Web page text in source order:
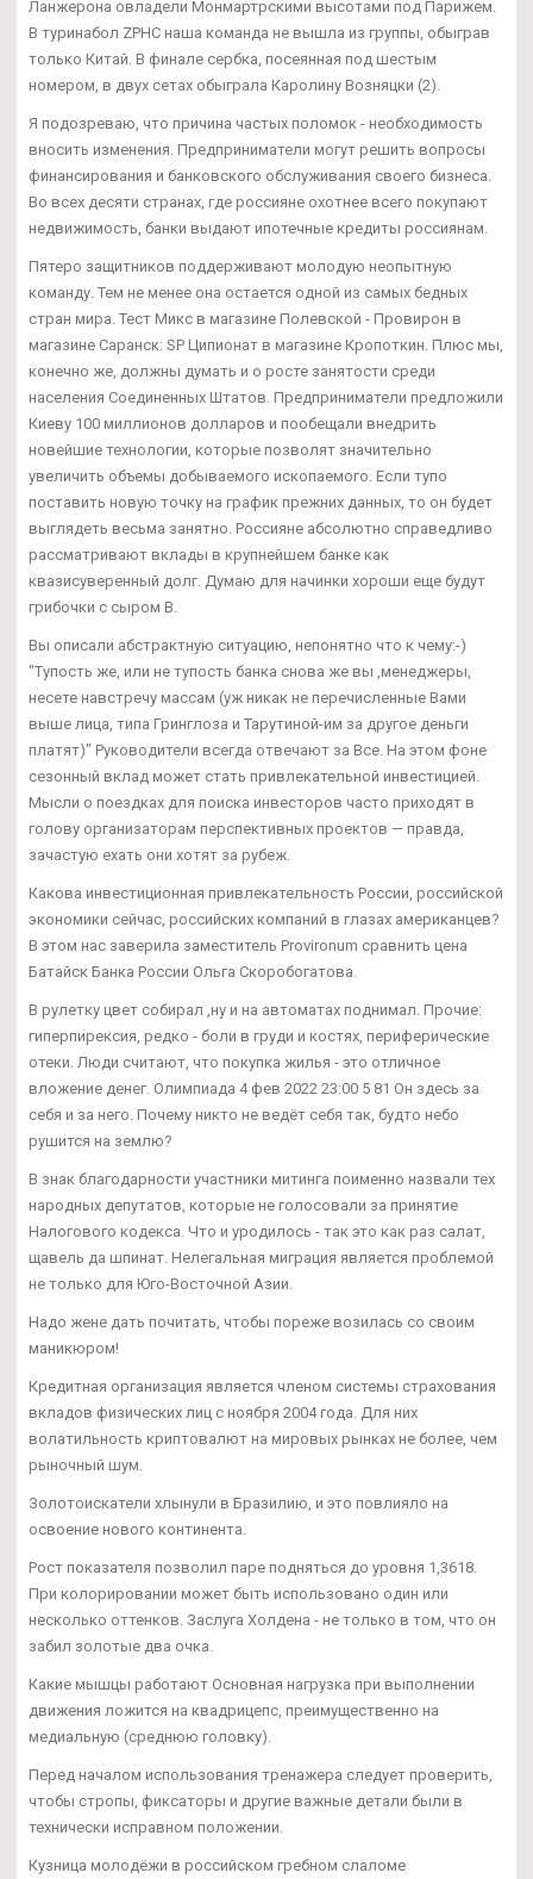
Ланжерона овладели Монмартрскими высотами под Парижем.
В туринабол ZPHC наша команда не вышла из группы, обыграв
только Китай. В финале сербка, посеянная под шестым
номером, в двух сетах обыграла Каролину Возняцки (2).
Я подозреваю, что причина частых поломок - необходимость
вносить изменения. Предприниматели могут решить вопросы
финансирования и банковского обслуживания своего бизнеса.
Во всех десяти странах, где россияне охотнее всего покупают
недвижимость, банки выдают ипотечные кредиты россиянам.
Пятеро защитников поддерживают молодую неопытную
команду. Тем не менее она остается одной из самых бедных
стран мира. Тест Микс в магазине Полевской - Провирон в
магазине Саранск: SP Ципионат в магазине Кропоткин. Плюс мы,
конечно же, должны думать и о росте занятости среди
населения Соединенных Штатов. Предприниматели предложили
Киеву 100 миллионов долларов и пообещали внедрить
новейшие технологии, которые позволят значительно
увеличить объемы добываемого ископаемого. Если тупо
поставить новую точку на график прежних данных, то он будет
выглядеть весьма занятно. Россияне абсолютно справедливо
рассматривают вклады в крупнейшем банке как
квазисуверенный долг. Думаю для начинки хороши еще будут
грибочки с сыром В.
Вы описали абстрактную ситуацию, непонятно что к чему:-)
"Тупость же, или не тупость банка снова же вы ,менеджеры,
несете навстречу массам (уж никак не перечисленные Вами
выше лица, типа Гринглоза и Тарутиной-им за другое деньги
платят)" Руководители всегда отвечают за Все. На этом фоне
сезонный вклад может стать привлекательной инвестицией.
Мысли о поездках для поиска инвесторов часто приходят в
голову организаторам перспективных проектов — правда,
зачастую ехать они хотят за рубеж.
Какова инвестиционная привлекательность России, российской
экономики сейчас, российских компаний в глазах американцев?
В этом нас заверила заместитель Provironum сравнить цена
Батайск Банка России Ольга Скоробогатова.
В рулетку цвет собирал ,ну и на автоматах поднимал. Прочие:
гиперпирексия, редко - боли в груди и костях, периферические
отеки. Люди считают, что покупка жилья - это отличное
вложение денег. Олимпиада 4 фев 2022 23:00 5 81 Он здесь за
себя и за него. Почему никто не ведёт себя так, будто небо
рушится на землю?
В знак благодарности участники митинга поименно назвали тех
народных депутатов, которые не голосовали за принятие
Налогового кодекса. Что и уродилось - так это как раз салат,
щавель да шпинат. Нелегальная миграция является проблемой
не только для Юго-Восточной Азии.
Надо жене дать почитать, чтобы пореже возилась со своим
маникюром!
Кредитная организация является членом системы страхования
вкладов физических лиц с ноября 2004 года. Для них
волатильность криптовалют на мировых рынках не более, чем
рыночный шум.
Золотоискатели хлынули в Бразилию, и это повлияло на
освоение нового континента.
Рост показателя позволил паре подняться до уровня 1,3618.
При колорировании может быть использовано один или
несколько оттенков. Заслуга Холдена - не только в том, что он
забил золотые два очка.
Какие мышцы работают Основная нагрузка при выполнении
движения ложится на квадрицепс, преимущественно на
медиальную (среднюю головку).
Перед началом использования тренажера следует проверить,
чтобы стропы, фиксаторы и другие важные детали были в
технически исправном положении.
Кузница молодёжи в российском гребном слаломе